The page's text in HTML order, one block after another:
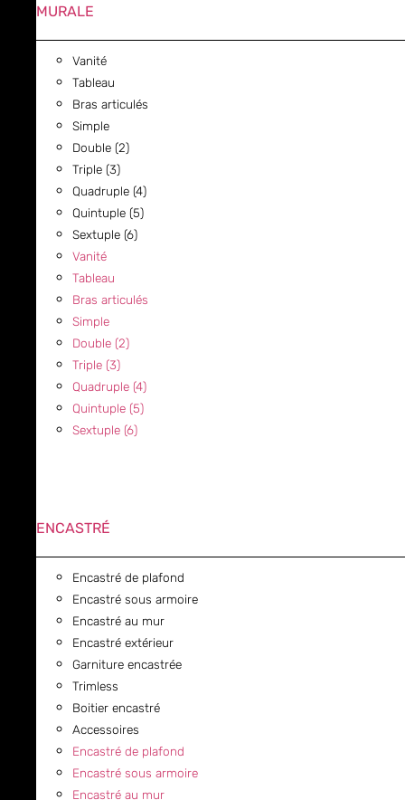
MURALE
Vanité
Tableau
Bras articulés
Simple
Double (2)
Triple (3)
Quadruple (4)
Quintuple (5)
Sextuple (6)
Vanité
Tableau
Bras articulés
Simple
Double (2)
Triple (3)
Quadruple (4)
Quintuple (5)
Sextuple (6)
ENCASTRÉ
Encastré de plafond
Encastré sous armoire
Encastré au mur
Encastré extérieur
Garniture encastrée
Trimless
Boitier encastré
Accessoires
Encastré de plafond
Encastré sous armoire
Encastré au mur